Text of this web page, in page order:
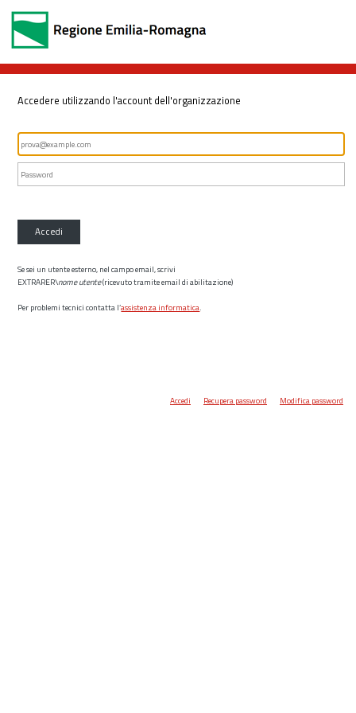
Accedere utilizzando l'account dell'organizzazione
Accedi
Se sei un utente esterno, nel campo email, scrivi
EXTRARER\nome utente(ricevuto tramite email di abilitazione)
Per problemi tecnici contatta l’assistenza informatica.
Accedi Recupera password Modifica password